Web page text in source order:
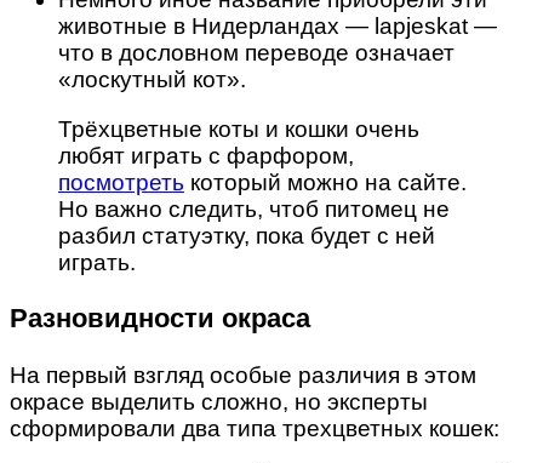
животные в Нидерландах — lapjeskat —
что в дословном переводе означает
«лоскутный кот».
Трёхцветные коты и кошки очень
любят играть с фарфором,
посмотреть который можно на сайте.
Но важно следить, чтоб питомец не
разбил статуэтку, пока будет с ней
играть.
Разновидности окраса
На первый взгляд особые различия в этом
окрасе выделить сложно, но эксперты
сформировали два типа трехцветных кошек: